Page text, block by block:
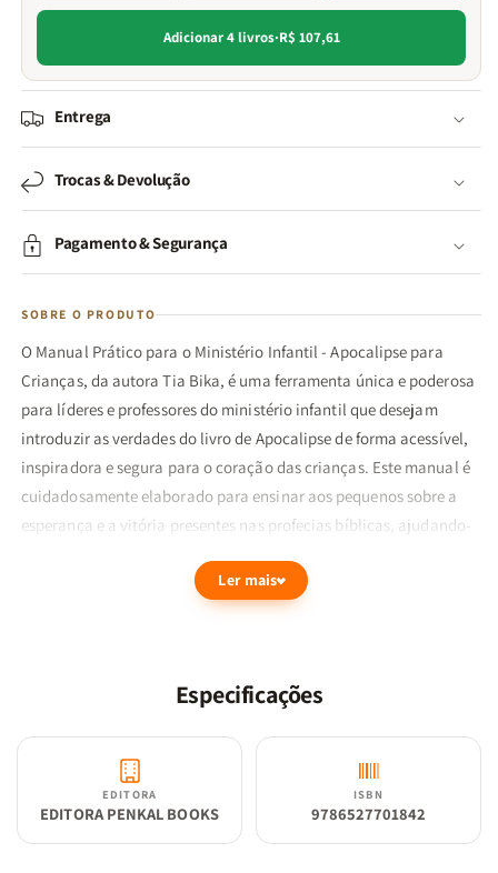
Adicionar 4 livros·R$ 107,61
Entrega
Trocas & Devolução
Pagamento & Segurança
SOBRE O PRODUTO
O Manual Prático para o Ministério Infantil - Apocalipse para
Crianças, da autora Tia Bika, é uma ferramenta única e poderosa
para líderes e professores do ministério infantil que desejam
introduzir as verdades do livro de Apocalipse de forma acessível,
inspiradora e segura para o coração das crianças. Este manual é
cuidadosamente elaborado para ensinar aos pequenos sobre a
esperança e a vitória presentes nas profecias bíblicas, ajudando-
Apocalipse para Crianças:
Apocalipse é um livro cheio de simbolismo e revelações, mas
neste manual, as mensagens complexas são explicadas em uma
linguagem acessível e ilustrativa para as crianças, permitindo
que compreendam a importância de cada profecia com confiança
Ler mais
Especificações
EDITORA
EDITORA PENKAL BOOKS
ISBN
9786527701842